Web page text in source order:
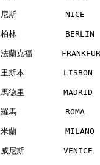
尼斯          NICE
柏林
法蘭克福
里斯本
馬德里
羅馬
米蘭
威尼斯